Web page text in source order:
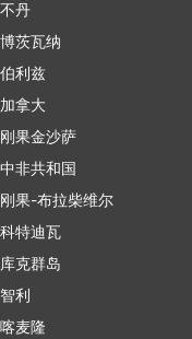
不丹
博茨瓦纳
伯利兹
加拿大
刚果金沙萨
中非共和国
刚果-布拉柴维尔
科特迪瓦
库克群岛
智利
喀麦隆